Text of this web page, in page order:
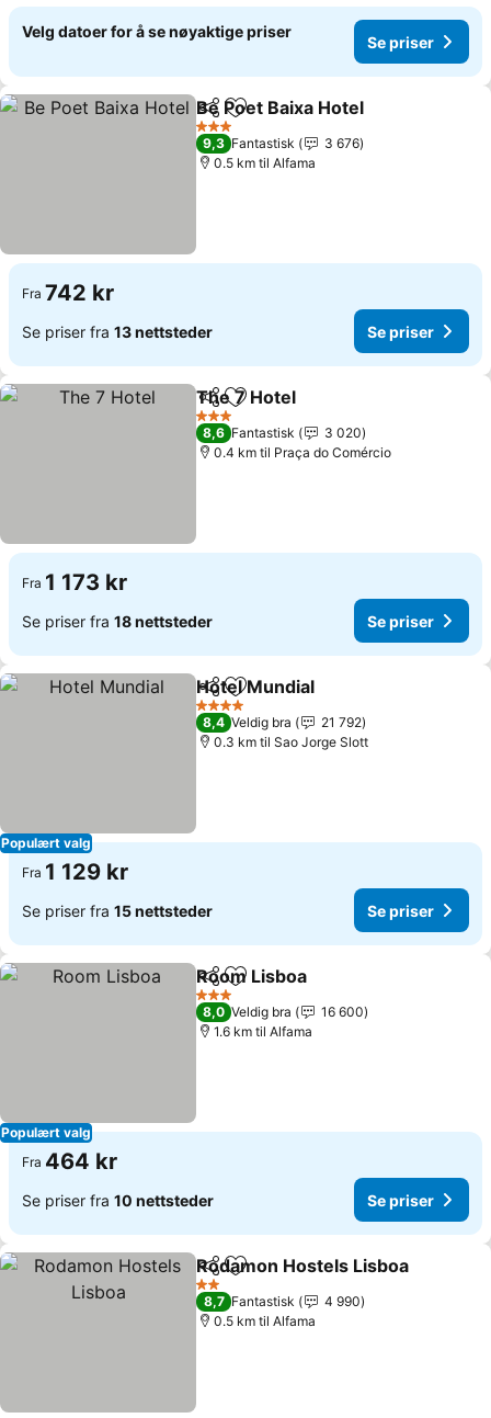
Velg datoer for å se nøyaktige priser
Se priser
Del Legg til i favoritter
Be Poet Baixa Hotel
3 Stjerner
9,3 Fantastisk
3 676
0.5 km til Alfama
Fra 742 kr
Se priser fra 13 nettsteder Se priser
Del Legg til i favoritter
The 7 Hotel
3 Stjerner
8,6 Fantastisk
3 020
0.4 km til Praça do Comércio
Fra 1 173 kr
Se priser fra 18 nettsteder Se priser
Populært valg
Del Legg til i favoritter
Hotel Mundial
4 Stjerner
8,4 Veldig bra
21 792
0.3 km til Sao Jorge Slott
Fra 1 129 kr
Se priser fra 15 nettsteder Se priser
Populært valg
Del Legg til i favoritter
Room Lisboa
3 Stjerner
8,0 Veldig bra
16 600
1.6 km til Alfama
Fra 464 kr
Se priser fra 10 nettsteder Se priser
Del Legg til i favoritter
Rodamon Hostels Lisboa
2 Stjerner
8,7 Fantastisk
4 990
0.5 km til Alfama